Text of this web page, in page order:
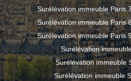
Surélévation immeuble Paris
Surélévation immeuble Paris
Surélevation immeuble Paris
Surélévation
Surélévation immeuble
Surélévation immeuble